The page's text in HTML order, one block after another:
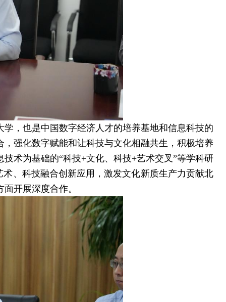
，也是中国数字经济人才的培养基地和信息科技的
强化数字赋能和让科技与文化相融共生，积极培养
术为基础的“科技+文化、科技+艺术交叉”等学科研
、科技融合创新应用，激发文化新质生产力贡献北
开展深度合作。